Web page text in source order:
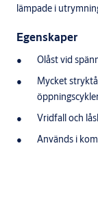
lämpade i
Egenskaper
Olåst vid
Mycket
Vridfall och
Används i